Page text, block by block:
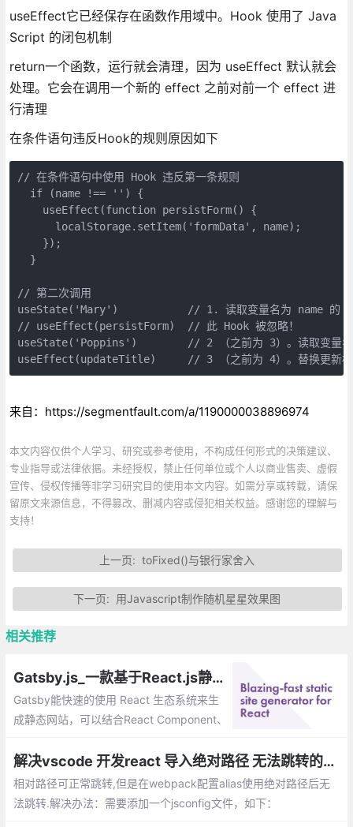
useEffect它已经保存在函数作用域中。Hook 使用了 Java
Script 的闭包机制
return一个函数，运行就会清理，因为 useEffect 默认就会
处理。它会在调用一个新的 effect 之前对前一个 effect 进
行清理
在条件语句违反Hook的规则原因如下
// 在条件语句中使用 Hook 违反第一条规则
if (name !== '' ) {
useEffect (function persistForm() {
localStorage.setItem( 'formData' , name);
    });
  }
// 第二次调用
useState( 'Mary' )
// 1. 读取变量名为 name 的
// useEffect(persistForm)  // 此 Hook 被忽略！
useState( 'Poppins' )
// 2 （之前为 3）。读取变量
useEffect (updateTitle) // 3 （之前为 4）。替换更新
来自：https://segmentfault.com/a/1190000038896974
本文内容仅供个人学习、研究或参考使用，不构成任何形式的决策建议、
专业指导或法律依据。未经授权，禁止任何单位或个人以商业售卖、虚假
宣传、侵权传播等非学习研究目的使用本文内容。如需分享或转载，请保
留原文来源信息，不得篡改、删减内容或侵犯相关权益。感谢您的理解与
支持！
上一页:toFixed()与银行家舍入
下一页: 用Javascript制作随机星星效果图
相关推荐
Gatsby.js_一款基于React.js静态站点生成工具
Gatsby能快速的使用 React 生态系统来生
成静态网站，可以结合React Component、
成让他更强大。
解决vscode 开发react 导入绝对路径 无法跳转的问题
相对路径可正常跳转,但是在webpack配置alias使用绝对路径后无
法跳转.解决办法：需要添加一个jsconfig文件，如下：